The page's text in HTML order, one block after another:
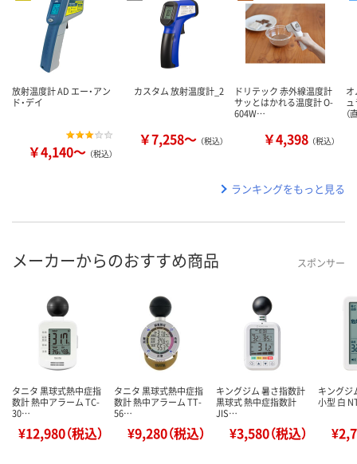
放射温度計 AD エー・アン
ド・デイ
￥4,140～ （税込）
カスタム 放射温度計_2
￥7,258～ （税込）
ドリテック 赤外線温度計
サッとはかれる温度計 O-
604W…
￥4,398 （税込）
ランキングをもっと見る
メーカーからのおすすめ商品 スポンサー
タニタ 黒球式熱中症指
数計 熱中アラーム TC-
30…
¥12,980（税込）
タニタ 黒球式熱中症指
数計 熱中アラーム TT-
56…
¥9,280（税込）
キングジム 暑さ指数計
黒球式 熱中症指数計
JIS…
¥3,580（税込）
キングジ
小型 白